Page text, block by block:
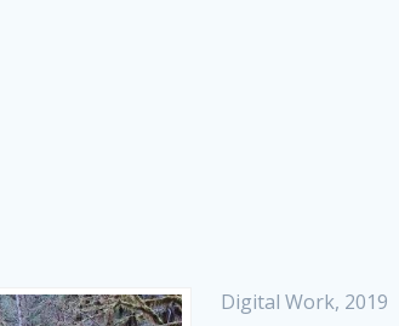
Digital Work, 2019